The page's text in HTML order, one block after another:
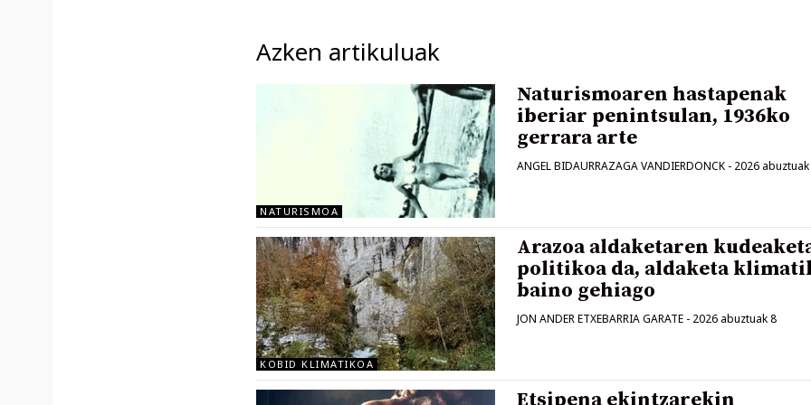
Azken artikuluak
NATURISMOA
Naturismoaren hastapenak
iberiar penintsulan, 1936ko
gerrara arte
ANGEL BIDAURRAZAGA VANDIERDONCK - 2026
KOBID KLIMATIKOA
Arazoa aldaketaren
politikoa da, aldaketa
baino gehiago
JON ANDER ETXEBARRIA GARATE - 2026 abuztuak 8
Etsipena ekintzarekin